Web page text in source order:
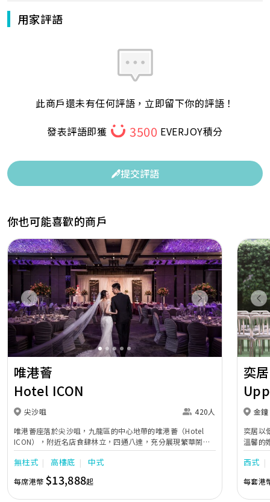
用家評語
此商戶還未有任何評語，立即留下你的評語！
發表評語即獲
3500 EVERJOY積分
提交評語
你也可能喜歡的商戶
Previous Next
唯港薈
Hotel ICON
尖沙咀
420人
唯港薈座落於尖沙咀，九龍區的中心地帶的唯港薈（Hotel
ICON），附近名店食肆林立，四通八達，充分展現繁華鬧巿
中的活力個性，成為一眾準新人舉辦婚宴的熱門之選。專業團
隊由策劃統籌至所有婚宴每個細節，唯港薈都力臻完美，保證
讓您留下獨特的醉人回憶。 擁有時尚高樓頂的Silverbox宴會
廳，配置了全套先進的視聽影音及燈光設備配套，並採用極富
現代時尚感的水晶玻璃燈，演繹出與別不同的經典神韻。不論
無柱式 高樓底 中式
每席港幣 $13,888起
奕居
金鐘
奕居以
溫馨的
團隊會
西式
每套港